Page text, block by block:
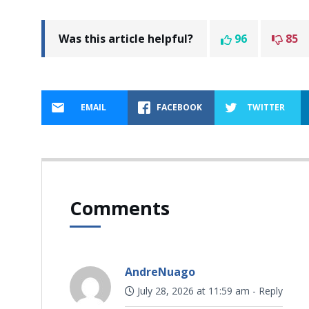
Was this article helpful? 96 85
EMAIL FACEBOOK TWITTER
Comments
AndreNuago
July 28, 2026 at 11:59 am - Reply